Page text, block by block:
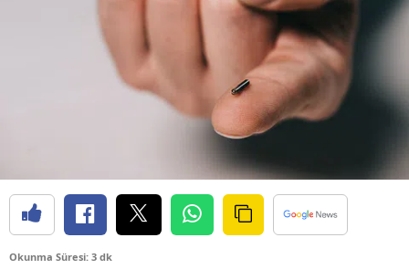
Okunma Süresi: 3 dk